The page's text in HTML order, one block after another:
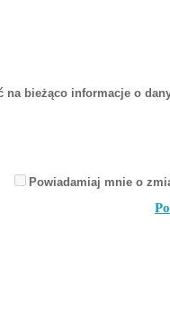
na bieżąco informacje o
Powiadamiaj mnie o